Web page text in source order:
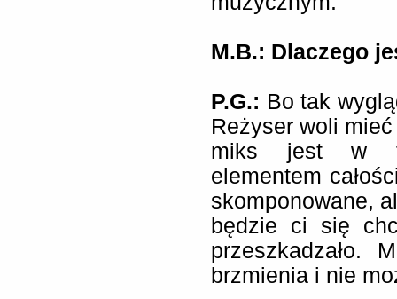
M.B.: Dlaczego
P.G.: Bo tak
Reżyser woli
miks jest w
elementem
skomponowane,
będzie ci się
przeszkadzało.
brzmienia i nie